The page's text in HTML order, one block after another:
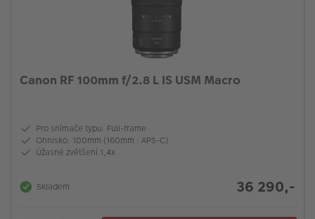
Canon RF 100mm f/2.8 L IS USM Macro
Pro snímače typu: Full-frame
Ohnisko: 100mm (160mm : APS-C)
Úžasné zvětšení 1,4x
Skladem 36 290,-